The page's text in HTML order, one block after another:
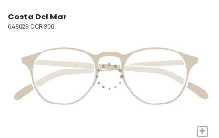
Costa Del Mar
6A8023 OCR 800
+